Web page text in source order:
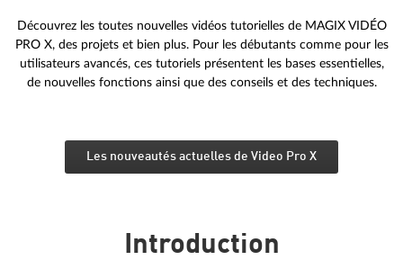
Découvrez les toutes nouvelles vidéos tutorielles de MAGIX VIDÉO
PRO X, des projets et bien plus. Pour les débutants comme pour les
utilisateurs avancés, ces tutoriels présentent les bases essentielles,
de nouvelles fonctions ainsi que des conseils et des techniques.
Les nouveautés actuelles de Video Pro X
Introduction